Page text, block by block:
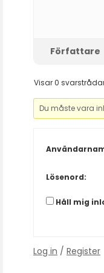
Författare
Visar 0
Du måste vara
Lösenord:
Håll mig
Log in / Register